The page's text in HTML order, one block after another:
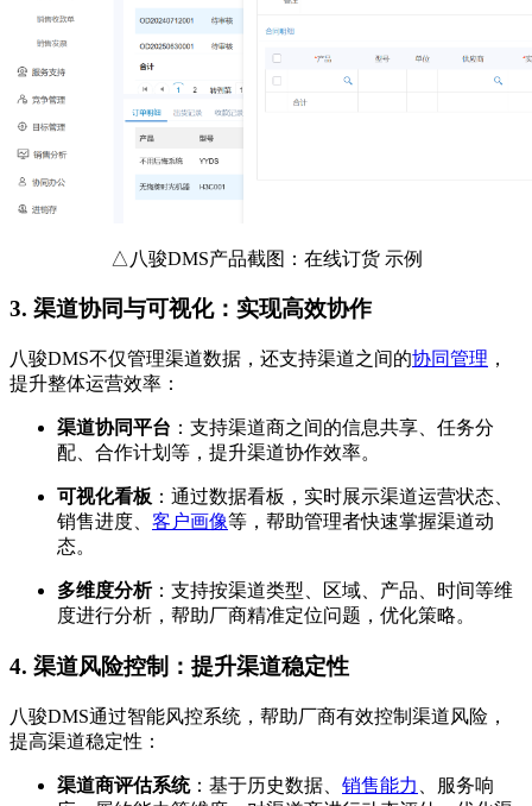
△八骏DMS产品截图：在线订货 示例
3. 渠道协同与可视化：实现高效协作
八骏DMS不仅管理渠道数据，还支持渠道之间的协同管理 ，
提升整体运营效率：
渠道协同平台 ：支持渠道商之间的信息共享、任务分
配、合作计划等，提升渠道协作效率。
可视化看板 ：通过数据看板，实时展示渠道运营状态、
销售进度、 客户画像等，帮助管理者快速掌握渠道动
态。
多维度分析：支持按渠道类型、区域、产品、时间等维
度进行分析，帮助厂商精准定位问题，优化策略。
4. 渠道风险控制：提升渠道稳定性
八骏DMS通过智能风控系统，帮助厂商有效控制渠道风险，
提高渠道稳定性：
渠道商评估系统：基于历史数据、 销售能力
、服务响